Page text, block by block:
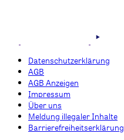
Datenschutzerklärung
AGB
AGB Anzeigen
Impressum
Über uns
Meldung illegaler Inhalte
Barrierefreiheitserklärung